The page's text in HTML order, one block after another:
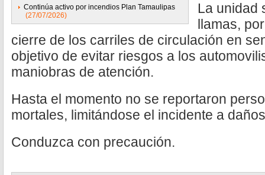
Continúa activo por incendios Plan Tamaulipas
(27/07/2026)
La unidad
llamas,
cierre de los carriles de circulación en
objetivo de evitar riesgos a los
maniobras de atención.
Hasta el momento no se reportaron
mortales, limitándose el incidente a
Conduzca con precaución.